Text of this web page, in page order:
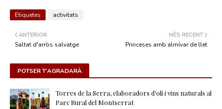
Etiquetes activitats
MÉS RECENT
Princeses amb almívar de llet
ANTERIOR
Saltat d'arròs salvatge
POTSER T'AGRADARÀ
Torres de la Serra, elaboradors d'oli i vins naturals al
Parc Rural del Montserrat